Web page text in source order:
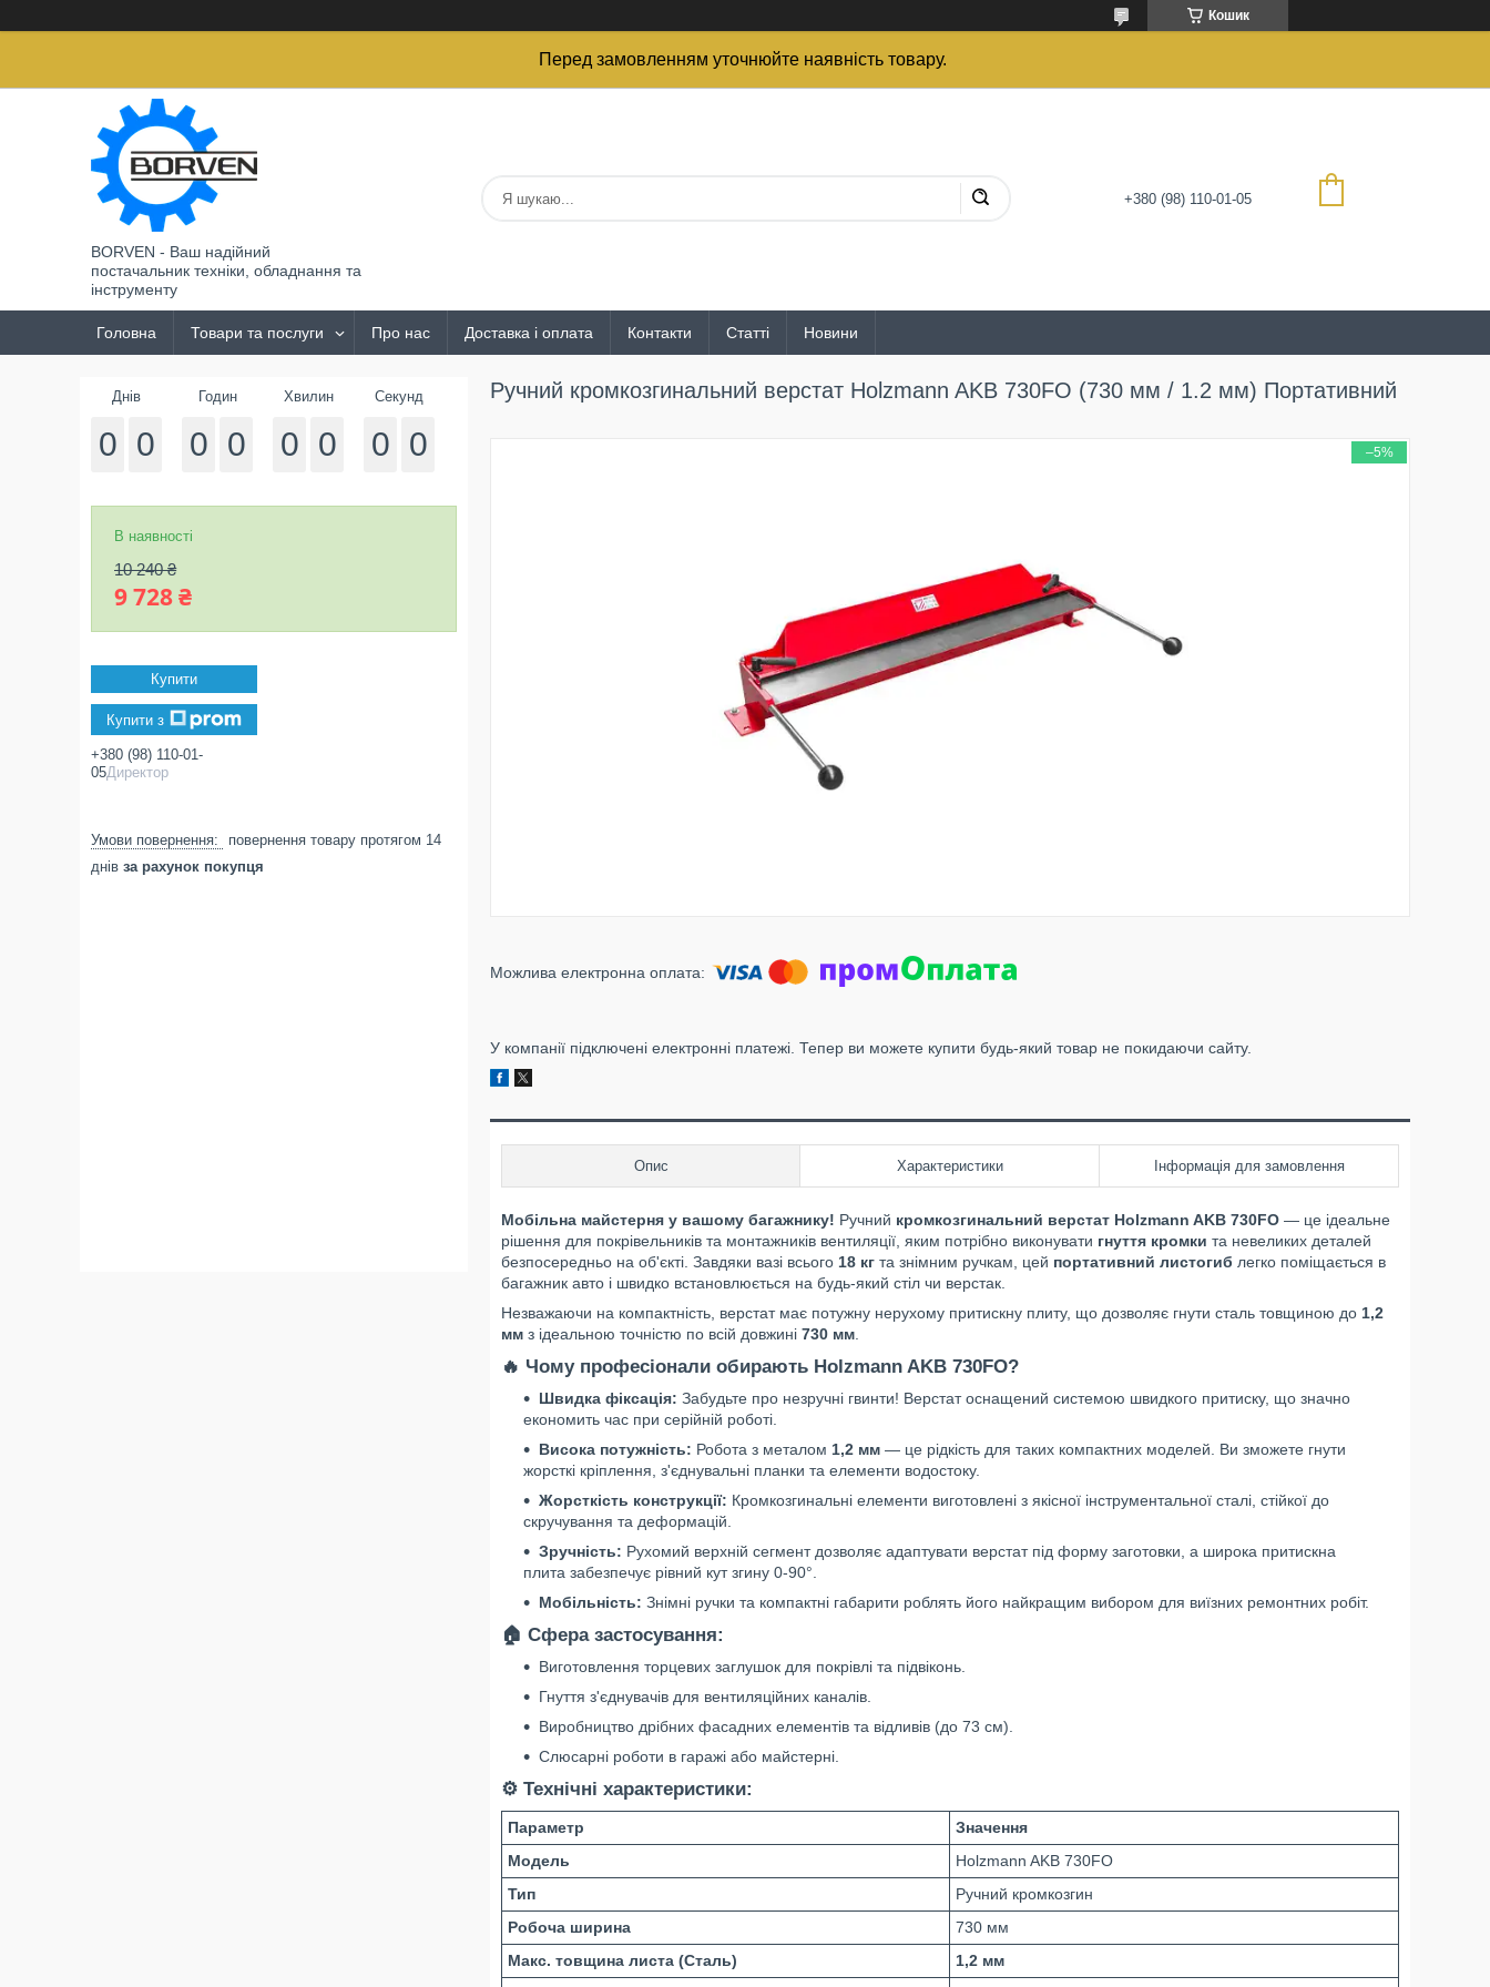
Кошик
Перед замовленням уточнюйте наявність товару.
BORVEN - Ваш надійний
постачальник техніки, обладнання та
інструменту
+380 (98) 110-01-05
Головна Товари та послуги Про нас Доставка і оплата Контакти Статті Новини
Ручний кромкозгинальний верстат Holzmann AKB 730FO (730 мм / 1.2 мм) Портативний
–5%
У компанії підключені електронні платежі. Тепер ви можете купити будь-який товар не покидаючи сайту.
Опис Характеристики Інформація для замовлення
Мобільна майстерня у вашому багажнику! Ручний кромкозгинальний верстат Holzmann AKB 730FO — це ідеальне
рішення для покрівельників та монтажників вентиляції, яким потрібно виконувати гнуття кромки та невеликих деталей
безпосередньо на об'єкті. Завдяки вазі всього 18 кг та знімним ручкам, цей портативний листогиб легко поміщається в
багажник авто і швидко встановлюється на будь-який стіл чи верстак.
Незважаючи на компактність, верстат має потужну нерухому притискну плиту, що дозволяє гнути сталь товщиною до 1,2
мм з ідеальною точністю по всій довжині 730 мм
🔥 Чому професіонали обирають Holzmann AKB 730FO?
Швидка фіксація: Забудьте про незручні гвинти! Верстат оснащений системою швидкого притиску, що значно
економить час при серійній роботі.
Висока потужність: Робота з металом 1,2 мм — це рідкість для таких компактних моделей. Ви зможете гнути
жорсткі кріплення, з'єднувальні планки та елементи водостоку.
Жорсткість конструкції: Кромкозгинальні елементи виготовлені з якісної інструментальної сталі, стійкої до
скручування та деформацій.
Зручність: Рухомий верхній сегмент дозволяє адаптувати верстат під форму заготовки, а широка притискна
плита забезпечує рівний кут згину 0-90°.
Мобільність: Знімні ручки та компактні габарити роблять його найкращим вибором для виїзних ремонтних робіт.
🏠 Сфера застосування:
Виготовлення торцевих заглушок для покрівлі та підвіконь.
Гнуття з'єднувачів для вентиляційних каналів.
Виробництво дрібних фасадних елементів та відливів (до 73 см).
Слюсарні роботи в гаражі або майстерні.
⚙️ Технічні характеристики:
Параметр
Значення
Модель
Holzmann AKB 730FO
Тип
Ручний кромкозгин
Робоча ширина
730 мм
Макс. товщина листа (Сталь)
1,2 мм
Днів
0 0
Годин
0 0
Хвилин
0 0
Секунд
0 0
В наявності
10 240 ₴
9 728 ₴
Купити
Купити з
+380 (98) 110-01-
05Директор
повернення товару протягом 14
днів за рахунок покупця